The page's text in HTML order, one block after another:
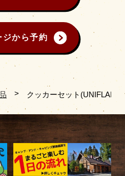
ジから予約
クッカーセット